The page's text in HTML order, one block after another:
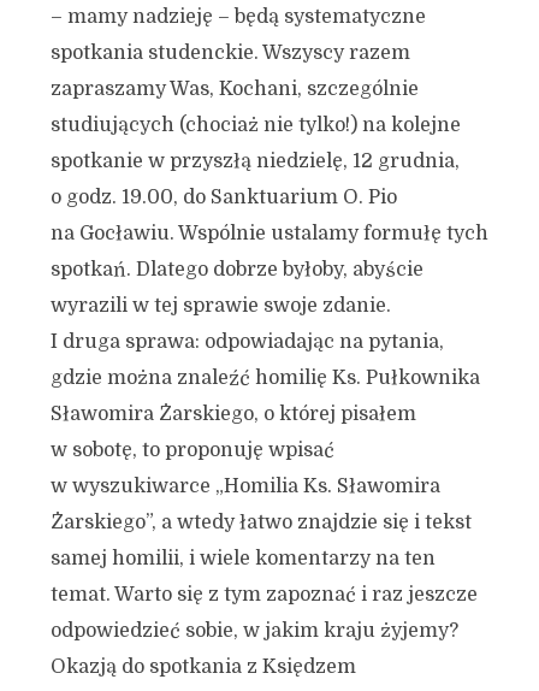
– mamy nadzieję – będą systematyczne
spotkania studenckie. Wszyscy razem
zapraszamy Was, Kochani, szczególnie
studiujących (chociaż nie tylko!) na kolejne
spotkanie w przyszłą niedzielę, 12 grudnia,
o godz. 19.00, do Sanktuarium O. Pio
na Gocławiu. Wspólnie ustalamy formułę tych
spotkań. Dlatego dobrze byłoby, abyście
wyrazili w tej sprawie swoje zdanie.
I druga sprawa: odpowiadając na pytania,
gdzie można znaleźć homilię Ks. Pułkownika
Sławomira Żarskiego, o której pisałem
w sobotę, to proponuję wpisać
w wyszukiwarce „Homilia Ks. Sławomira
Żarskiego”, a wtedy łatwo znajdzie się i tekst
samej homilii, i wiele komentarzy na ten
temat. Warto się z tym zapoznać i raz jeszcze
odpowiedzieć sobie, w jakim kraju żyjemy?
Okazją do spotkania z Księdzem